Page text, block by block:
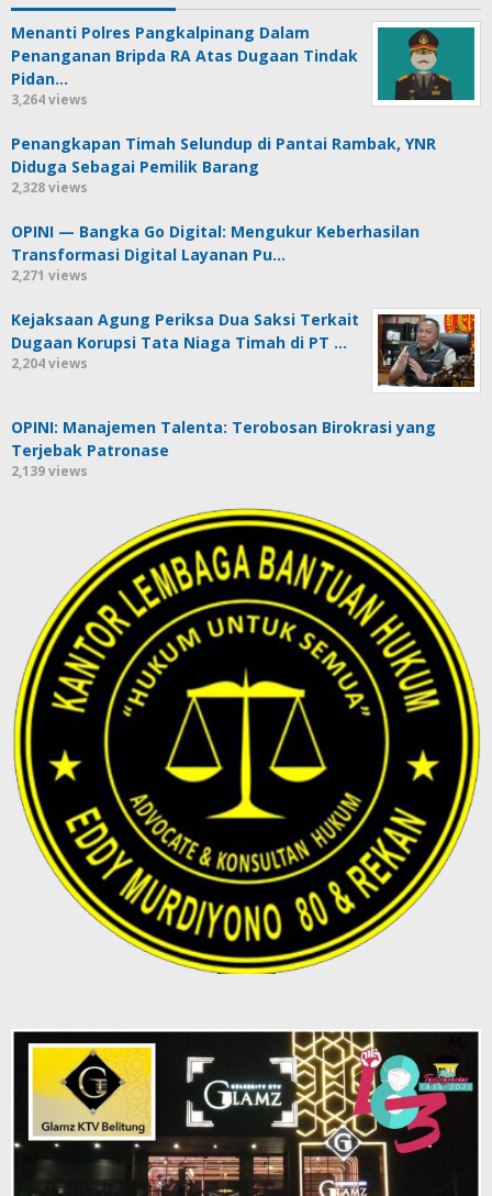
Menanti Polres Pangkalpinang Dalam
Penanganan Bripda RA Atas Dugaan Tindak
Pidan…
3,264 views
Penangkapan Timah Selundup di Pantai Rambak, YNR
Diduga Sebagai Pemilik Barang
2,328 views
OPINI — Bangka Go Digital: Mengukur Keberhasilan
Transformasi Digital Layanan Pu…
2,271 views
Kejaksaan Agung Periksa Dua Saksi Terkait
Dugaan Korupsi Tata Niaga Timah di PT …
2,204 views
OPINI: Manajemen Talenta: Terobosan Birokrasi yang
Terjebak Patronase
2,139 views